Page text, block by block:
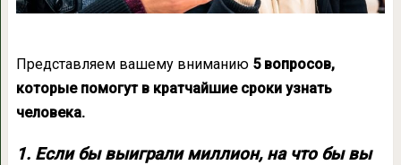
Представляем вашему вниманию 5 вопросов,
которые помогут в кратчайшие сроки узнать
человека.
1. Если бы выиграли миллион, на что бы вы